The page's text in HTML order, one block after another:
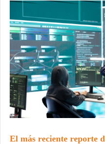
El más reciente reporte